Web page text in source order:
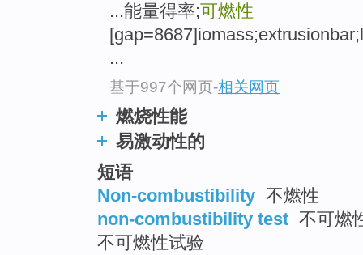
...能量得率;可燃性
...
基于997个网页-相关网页
燃烧性能
易激动性的
短语
Non-combustibility 不燃性
non-combustibility test 不可燃
不可燃性试验